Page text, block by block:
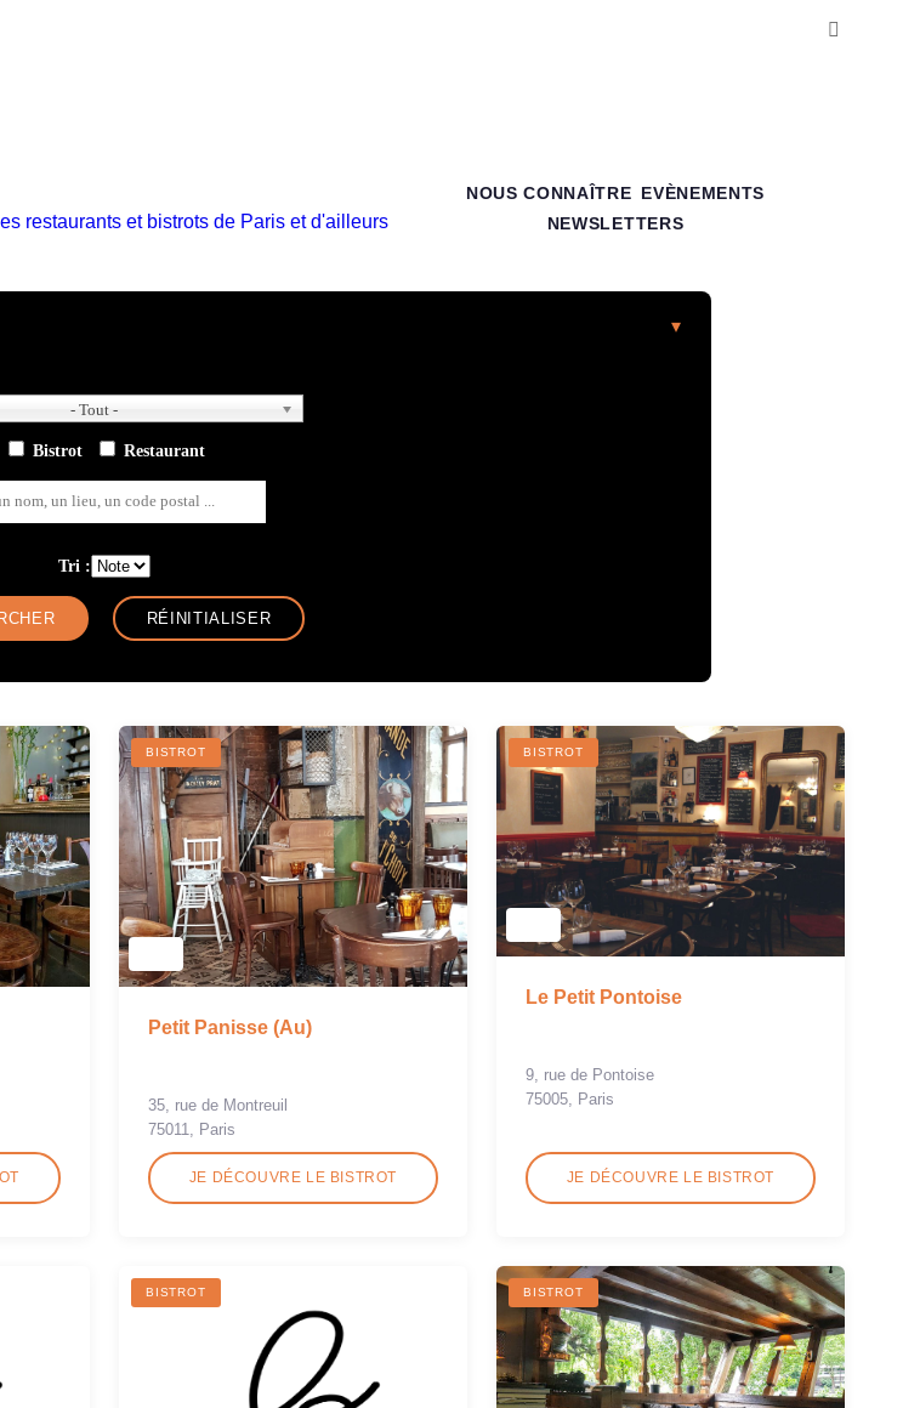
NOUS CONNAÎTRE
EVÈNEMENTS
NEWSLETTERS
- Tout -
- Tout -
Bistrot Restaurant
un lieu, un code postal ...
Tri :
BISTROT
Petit Panisse (Au)
35, rue de Montreuil
75011, Paris
JE DÉCOUVRE LE BISTROT
BISTROT
Le Petit Pontoise
9, rue de Pontoise
75005, Paris
JE DÉCOUVRE LE BISTROT
BISTROT BISTROT